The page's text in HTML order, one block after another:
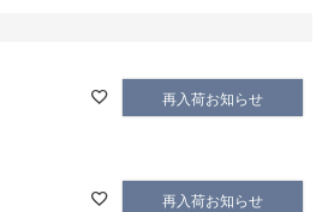
再入荷お知らせ
再入荷お知らせ